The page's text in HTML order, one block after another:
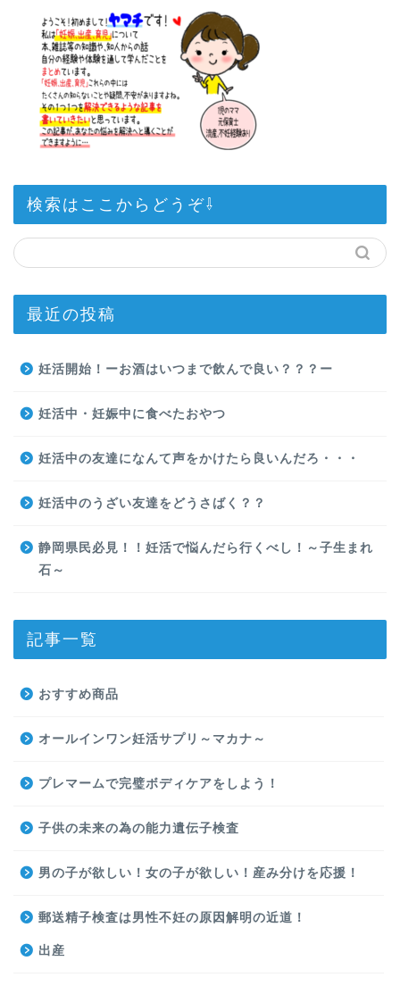
検索はここからどうぞ⇩
最近の投稿
妊活開始！ーお酒はいつまで飲んで良い？？？ー
妊活中・妊娠中に食べたおやつ
妊活中の友達になんて声をかけたら良いんだろ・・・
妊活中のうざい友達をどうさばく？？
静岡県民必見！！妊活で悩んだら行くべし！～子生まれ
石～
記事一覧
おすすめ商品
オールインワン妊活サプリ～マカナ～
プレマームで完璧ボディケアをしよう！
子供の未来の為の能力遺伝子検査
男の子が欲しい！女の子が欲しい！産み分けを応援！
郵送精子検査は男性不妊の原因解明の近道！
出産